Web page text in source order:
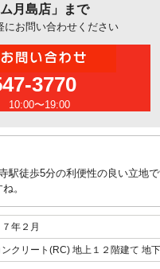
月島店」まで
にお問い合わせください
3770
10:00〜19:00
駅徒歩5分の利便性の良い立地
。
年２月
クリート(RC) 地上１２階建て 地